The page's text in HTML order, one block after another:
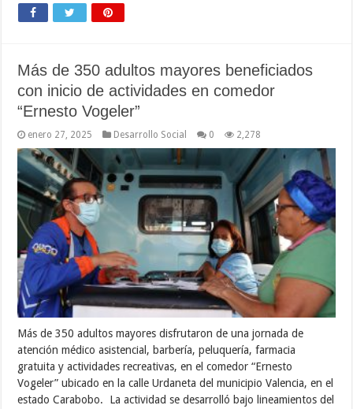
Más de 350 adultos mayores beneficiados
con inicio de actividades en comedor
“Ernesto Vogeler”
enero 27, 2025 Desarrollo Social 0 2,278
Más de 350 adultos mayores disfrutaron de una jornada de
atención médico asistencial, barbería, peluquería, farmacia
gratuita y actividades recreativas, en el comedor “Ernesto
Vogeler” ubicado en la calle Urdaneta del municipio Valencia, en el
estado Carabobo. La actividad se desarrolló bajo lineamientos del